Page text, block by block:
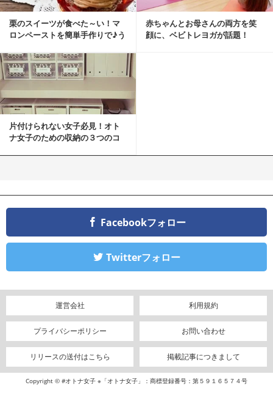
栗のスイーツが食べた～い！マ
ロンペーストを簡単手作りで♪う
赤ちゃんとお母さんの両方を笑
顔に、ベビトレヨガが話題！
片付けられない女子必見！オト
ナ女子のための収納の３つのコ
Facebookフォロー
Twitterフォロー
運営会社 利用規約
プライバシーポリシー お問い合わせ
リリースの送付はこちら 掲載記事につきまして
Copyright © #オトナ女子 ※「オトナ女子」：商標登録番号：第５９１６５７４号